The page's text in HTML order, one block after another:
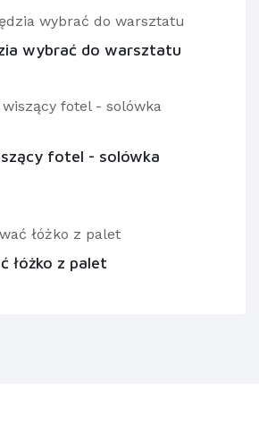
wybrać do warsztatu
fotel - solówka
łóżko z palet